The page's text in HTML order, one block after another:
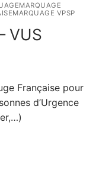
MARQUAGE
MARQUAGE VPSP
VUS
Française pour
d’Urgence